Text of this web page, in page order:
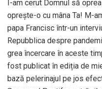
I-am cerut Domnul să
oprește-o cu mâna Ta! M-
papa Francisc într-un
Repubblica despre
grea încercare în aceste
fost publicat în ediția de
bază pelerinajul pe jos